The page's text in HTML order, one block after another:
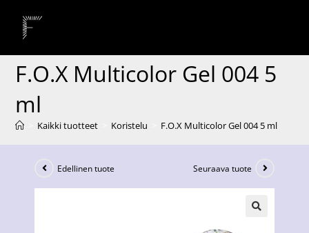
F.O.X Multicolor Gel 004 5
ml
Kaikki tuotteet Koristelu F.O.X Multicolor Gel 004 5 ml
Edellinen tuote Seuraava tuote